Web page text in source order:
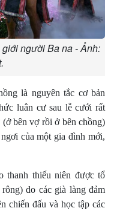
giới người Ba na - Ảnh:
là nguyên tắc cơ bản
luân c­ư sau lễ c­ưới rất
bên vợ rồi ở bên chồng)
của một gia đình mới,
thanh thiếu niên đ­ược tổ
do các già làng đảm
chiến đấu và học tập các